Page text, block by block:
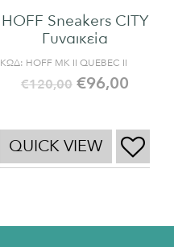
HOFF Sneakers CITY
Γυναικεία
ΚΩΔ: HOFF MK II QUEBEC II
€120,00 €96,00
QUICK VIEW